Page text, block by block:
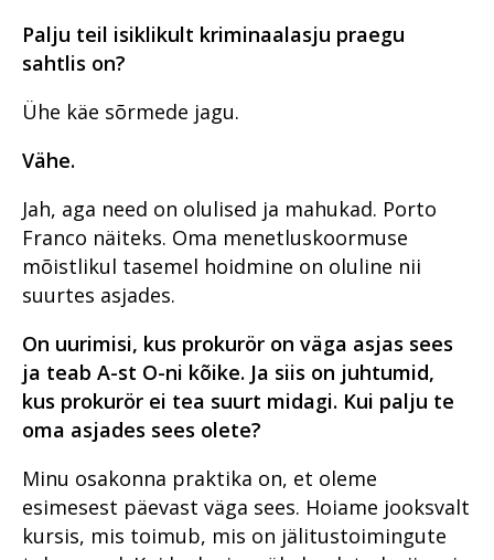
Palju teil isiklikult kriminaalasju praegu
sahtlis on?
Ühe käe sõrmede jagu.
Vähe.
Jah, aga need on olulised ja mahukad. Porto
Franco näiteks. Oma menetluskoormuse
mõistlikul tasemel hoidmine on oluline nii
suurtes asjades.
On uurimisi, kus prokurör on väga asjas sees
ja teab A-st O-ni kõike. Ja siis on juhtumid,
kus prokurör ei tea suurt midagi. Kui palju te
oma asjades sees olete?
Minu osakonna praktika on, et oleme
esimesest päevast väga sees. Hoiame jooksvalt
kursis, mis toimub, mis on jälitustoimingute